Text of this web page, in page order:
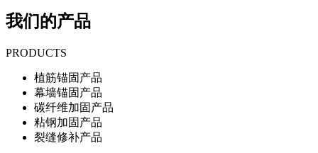
我们的产品
PRODUCTS
植筋锚固产品
幕墙锚固产品
碳纤维加固产品
粘钢加固产品
裂缝修补产品